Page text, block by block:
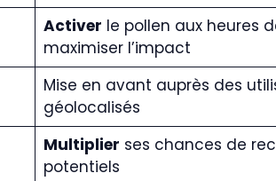
Activer le pollen aux heures
maximiser l’impact
Mise en avant auprès des
géolocalisés
Multiplier ses chances de
potentiels